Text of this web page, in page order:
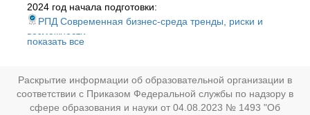
2024 год начала подготовки:
РПД Современная бизнес-среда тренды, риски и
возможности
РПД_Визиты в компании
РПД_групповой проект_Менеджмент предпринимат
проектов++
показать все
Раскрытие информации об образовательной организации в
соответствии с Приказом Федеральной службы по надзору в
сфере образования и науки от 04.08.2023 № 1493 "Об